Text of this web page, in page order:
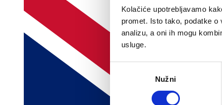
Kolačiće upotrebljavamo
promet. Isto tako, podatke
analizu, a oni ih mogu
usluge.
Nužni